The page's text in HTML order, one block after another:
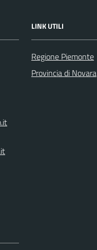
LINK UTILI
Regione Piemonte
Provincia di Novara